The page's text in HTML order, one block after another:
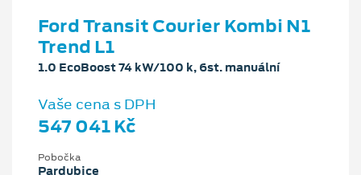
Ford Transit Courier Kombi N1
Trend L1
1.0 EcoBoost 74 kW/100 k, 6st. manuální
Vaše cena s DPH
547 041 Kč
Pobočka
Pardubice